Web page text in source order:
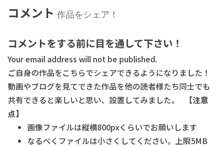
コメント 作品をシェア！
コメントをする前に目を通して下さい！
Your email address will not be published.
ご自身の作品をこちらでシェアできるようになりました！
動画やブログを見てできた作品を他の読者様たち同士でも
共有できると楽しいと思い、設置してみました。
【注意
点】
画像ファイルは縦横800pxくらいでお願いします
なるべくファイルは小さくしてください。上限5MB